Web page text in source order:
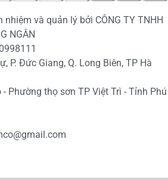
nhiệm và quản lý bởi CÔNG TY TNHH
NGÂN
P. Đức Giang, Q. Long Biên, TP Hà
Phường thọ sơn TP Việt Trì - Tỉnh Phú